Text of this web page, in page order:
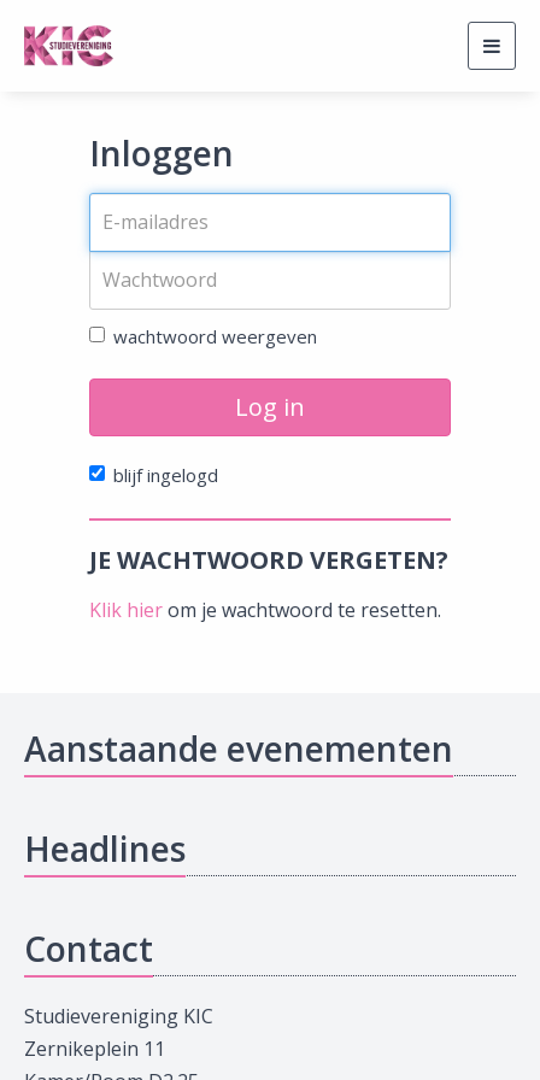
Inloggen
wachtwoord weergeven
Log in
blijf ingelogd
JE WACHTWOORD VERGETEN?
Klik hierom je wachtwoord te resetten.
Aanstaande evenementen
Headlines
Contact
Studievereniging KIC
Zernikeplein 11